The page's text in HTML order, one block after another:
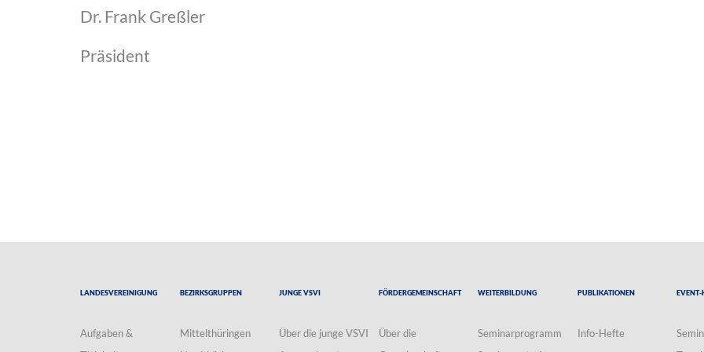
Dr. Frank Greßler
Präsident
Landesvereinigung
Aufgaben &
Bezirksgruppen
Mittelthüringen
Junge VSVI
Über die junge VSVI
Fördergemeinschaft
Über die
Weiterbildung
Seminarprogramm
Publikationen
Info-Hefte